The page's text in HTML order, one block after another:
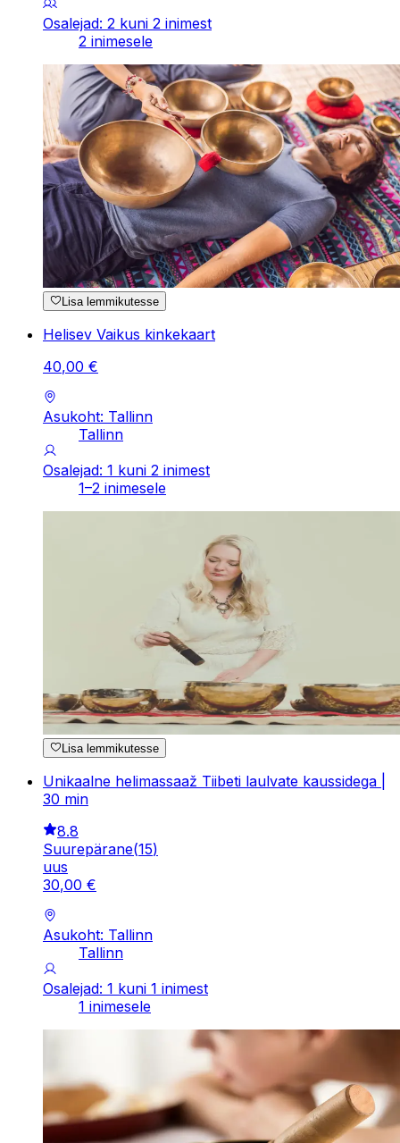
Osalejad: 2 kuni 2 inimest
2 inimesele
Lisa lemmikutesse
Helisev Vaikus kinkekaart
40,00 €
Asukoht: Tallinn
Tallinn
Osalejad: 1 kuni 2 inimest
1–2 inimesele
Lisa lemmikutesse
Unikaalne helimassaaž Tiibeti laulvate kaussidega |
30 min
8.8
Suurepärane(15)
uus
30,00 €
Asukoht: Tallinn
Tallinn
Osalejad: 1 kuni 1 inimest
1 inimesele